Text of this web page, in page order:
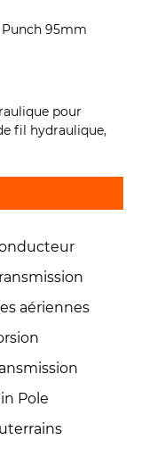
pour
fil hydraulique,
aériennes
Pole